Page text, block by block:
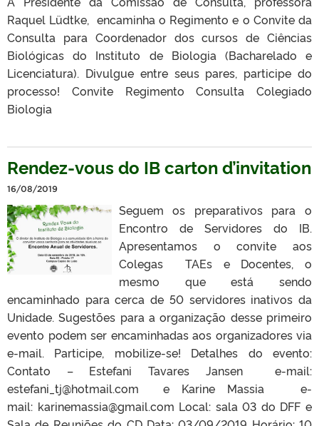
Raquel Lüdtke, encaminha o Regimento e o Convite da
Consulta para Coordenador dos cursos de Ciências
Biológicas do Instituto de Biologia (Bacharelado e
Licenciatura). Divulgue entre seus pares, participe do
processo! Convite Regimento Consulta Colegiado
Biologia
Rendez-vous do IB carton d’invitation
16/08/2019
Seguem os preparativos para o
Encontro de Servidores do IB.
Apresentamos o convite aos
Colegas TAEs e Docentes, o
mesmo que está sendo
encaminhado para cerca de 50 servidores inativos da
Unidade. Sugestões para a organização desse primeiro
evento podem ser encaminhadas aos organizadores via
e-mail. Participe, mobilize-se! Detalhes do evento:
Contato – Estefani Tavares Jansen e-mail:
estefani_tj@hotmail.com e Karine Massia e-
mail: karinemassia@gmail.com Local: sala 03 do DFF e